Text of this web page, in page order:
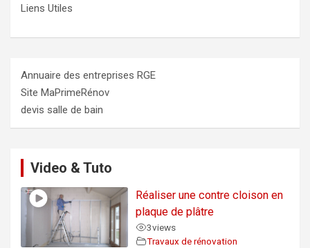
Liens Utiles
Annuaire des entreprises RGE
Site MaPrimeRénov
devis salle de bain
Video & Tuto
Réaliser une contre cloison en
plaque de plâtre
3views
Travaux de rénovation